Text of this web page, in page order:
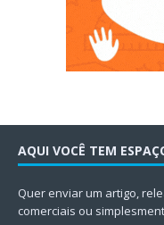
AQUI VOCÊ TEM
Quer enviar um artigo,
comerciais ou